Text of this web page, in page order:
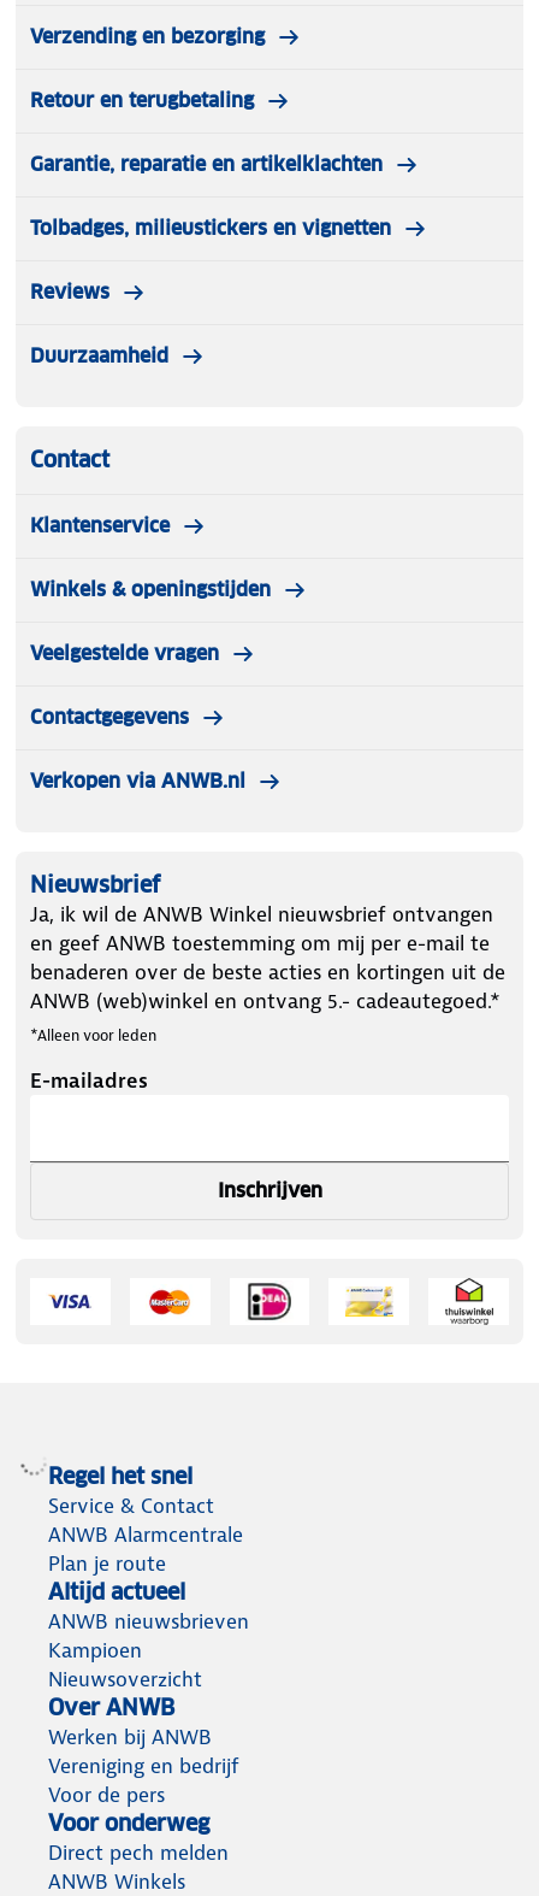
Verzending en bezorging
Retour en terugbetaling
Garantie, reparatie en artikelklachten
Tolbadges, milieustickers en vignetten
Reviews
Duurzaamheid
Contact
Klantenservice
Winkels & openingstijden
Veelgestelde vragen
Contactgegevens
Verkopen via ANWB.nl
Nieuwsbrief
Ja, ik wil de ANWB Winkel nieuwsbrief ontvangen
en geef ANWB toestemming om mij per e-mail te
benaderen over de beste acties en kortingen uit de
ANWB (web)winkel en ontvang 5.- cadeautegoed.*
*Alleen voor leden
E-mailadres
Inschrijven
Regel het snel
Service & Contact
ANWB Alarmcentrale
Plan je route
Altijd actueel
ANWB nieuwsbrieven
Kampioen
Nieuwsoverzicht
Over ANWB
Werken bij ANWB
Vereniging en bedrijf
Voor de pers
Voor onderweg
Direct pech melden
ANWB Winkels